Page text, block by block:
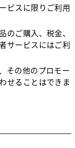
ビスに限りご利用
のご購入、税金、
サービスにはご利
その他のプロモー
せることはできま